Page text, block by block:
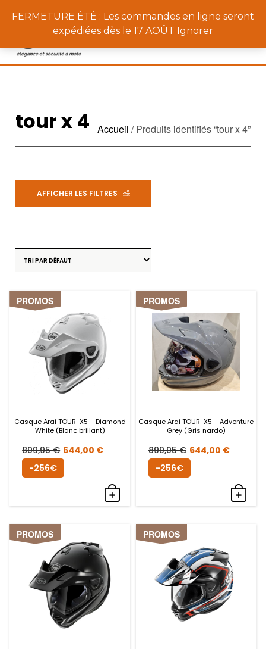
FERMETURE ÉTÉ : Les commandes en ligne seront
expédiées dès le 17 AOÛT Ignorer
tour x 4 Accueil / Produits identifiés “tour x 4”
PROMOS
Casque Arai TOUR-X5 – Diamond
White (Blanc brillant)
899,95€ Le
prix
644,00 €Le
actuel
est :
-256€
PROMOS
Casque Arai TOUR-X5 – Adventure
Grey (Gris nardo)
899,95€ Le
prix
644,00 €Le
est :
-256€
PROMOS PROMOS